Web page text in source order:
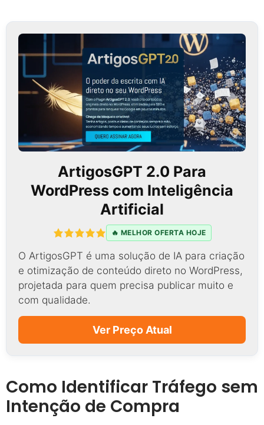
ArtigosGPT 2.0 Para
WordPress com Inteligência
Artificial
🔥 MELHOR OFERTA HOJE
O ArtigosGPT é uma solução de IA para criação
e otimização de conteúdo direto no WordPress,
projetada para quem precisa publicar muito e
com qualidade.
Ver Preço Atual
Como Identificar Tráfego sem
Intenção de Compra